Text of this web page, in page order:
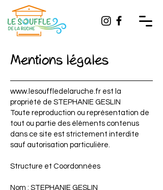
Mentions légales
www.lesouffledelaruche.fr est la
propriété de STEPHANIE GESLIN
Toute reproduction ou représentation de
tout ou partie des éléments contenus
dans ce site est strictement interdite
sauf autorisation particulière.
Structure et Coordonnées
Nom : STEPHANIE GESLIN